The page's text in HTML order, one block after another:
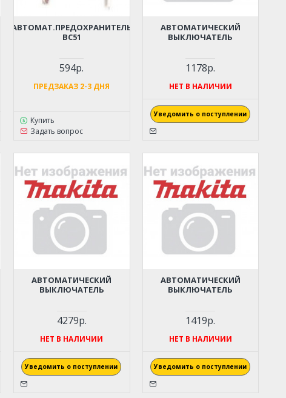
АВТОМАТ.ПРЕДОХРАНИТЕЛЬ
BC51
594р.
ПРЕДЗАКАЗ 2-3 ДНЯ
Купить
Задать вопрос
АВТОМАТИЧЕСКИЙ
ВЫКЛЮЧАТЕЛЬ
1178р.
НЕТ В НАЛИЧИИ
Уведомить о поступлении
АВТОМАТИЧЕСКИЙ
ВЫКЛЮЧАТЕЛЬ
4279р.
НЕТ В НАЛИЧИИ
Уведомить о поступлении
АВТОМАТИЧЕСКИЙ
ВЫКЛЮЧАТЕЛЬ
1419р.
НЕТ В НАЛИЧИИ
Уведомить о поступлении